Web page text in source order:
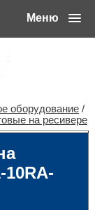
Меню
оборудование/
на ресивере